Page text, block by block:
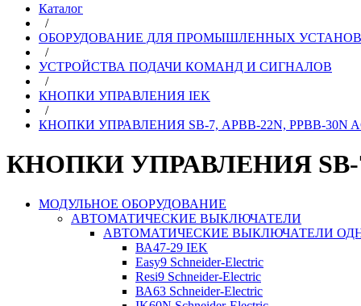
Каталог
/
ОБОРУДОВАНИЕ ДЛЯ ПРОМЫШЛЕННЫХ
/
УСТРОЙСТВА ПОДАЧИ КОМАНД И СИГНАЛОВ
/
КНОПКИ УПРАВЛЕНИЯ IEK
/
КНОПКИ УПРАВЛЕНИЯ SВ-7, APВВ-22N, РPВВ-30N
КНОПКИ УПРАВЛЕНИЯ SВ-7,
МОДУЛЬНОЕ ОБОРУДОВАНИЕ
АВТОМАТИЧЕСКИЕ ВЫКЛЮЧАТЕЛИ
АВТОМАТИЧЕСКИЕ ВЫКЛЮЧАТЕЛИ
ВА47-29 IEK
Easy9 Schneider-Electric
Resi9 Schneider-Electric
ВА63 Schneider-Electric